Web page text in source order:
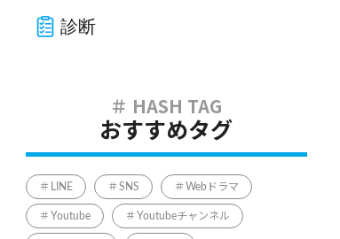
診断
おすすめタグ
LINE SNS Webドラマ
Youtube Youtubeチャンネル